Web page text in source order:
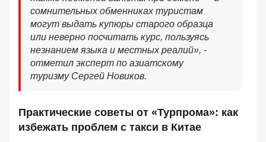
сомнительных обменниках туристам
могут выдать купюры старого образца
или неверно посчитать курс, пользуясь
незнанием языка и местных реалий», -
отметил эксперт по азиатскому
туризму Сергей Новиков.
Практические советы от «Турпрома»: как
избежать проблем с такси в Китае